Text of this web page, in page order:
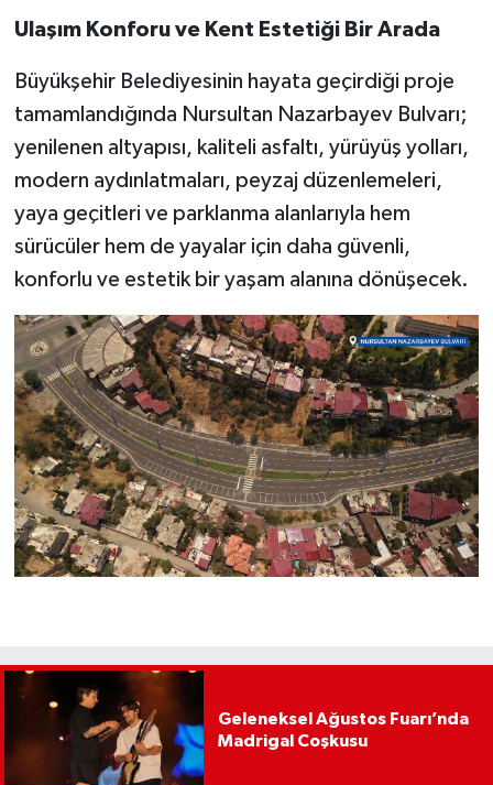
Ulaşım Konforu ve Kent Estetiği Bir Arada
Büyükşehir Belediyesinin hayata geçirdiği proje
tamamlandığında Nursultan Nazarbayev Bulvarı;
yenilenen altyapısı, kaliteli asfaltı, yürüyüş yolları,
modern aydınlatmaları, peyzaj düzenlemeleri,
yaya geçitleri ve parklanma alanlarıyla hem
sürücüler hem de yayalar için daha güvenli,
konforlu ve estetik bir yaşam alanına dönüşecek.
Geleneksel Ağustos Fuarı’nda
Madrigal Coşkusu